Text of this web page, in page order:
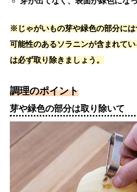
※じゃがいもの芽や緑色の部分に
可能性のあるソラニンが含まれて
は必ず取り除きましょう。
調理のポイント
芽や緑色の部分は取り除いて